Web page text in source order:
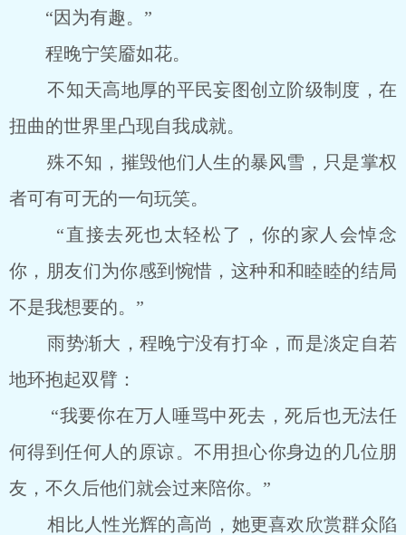
“因为有趣。”
程晚宁笑靥如花。
不知天高地厚的平民妄图创立阶级制度，在
扭曲的世界里凸现自我成就。
殊不知，摧毁他们人生的暴风雪，只是掌权
者可有可无的一句玩笑。
“直接去死也太轻松了，你的家人会悼念
你，朋友们为你感到惋惜，这种和和睦睦的结局
不是我想要的。”
雨势渐大，程晚宁没有打伞，而是淡定自若
地环抱起双臂：
“我要你在万人唾骂中死去，死后也无法任
何得到任何人的原谅。不用担心你身边的几位朋
友，不久后他们就会过来陪你。”
相比人性光辉的高尚，她更喜欢欣赏群众陷